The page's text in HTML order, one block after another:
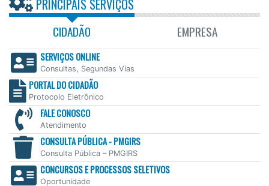
PRINCIPAIS SERVIÇOS
CIDADÃO EMPRESA
SERVIÇOS ONLINE
Consultas, Segundas Vias
PORTAL DO CIDADÃO
Protocolo Eletrônico
FALE CONOSCO
Atendimento
CONSULTA PÚBLICA - PMGIRS
Consulta Pública – PMGIRS
CONCURSOS E PROCESSOS SELETIVOS
Oportunidade